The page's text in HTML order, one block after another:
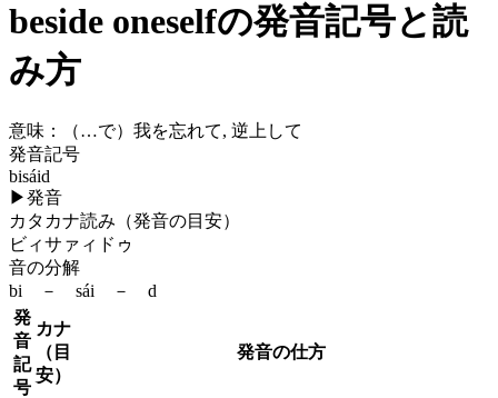
beside oneselfの発音記号と読
み方
意味：
（…で）我を忘れて, 逆上して
発音記号
bisáid
▶発音
カタカナ読み（発音の目安）
ビィサァィドゥ
音の分解
bi － sái － d
発
音
記
号
カナ
（目
安）
発音の仕方